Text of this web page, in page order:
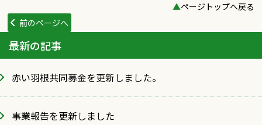
▲ページトップへ戻る
前のページへ
最新の記事
赤い羽根共同募金を更新しました。
事業報告を更新しました